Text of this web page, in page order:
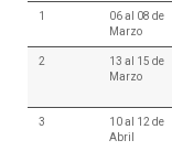
1
06 al 08 de
Marzo
2
13 al 15 de
Marzo
3
10 al 12 de
Abril